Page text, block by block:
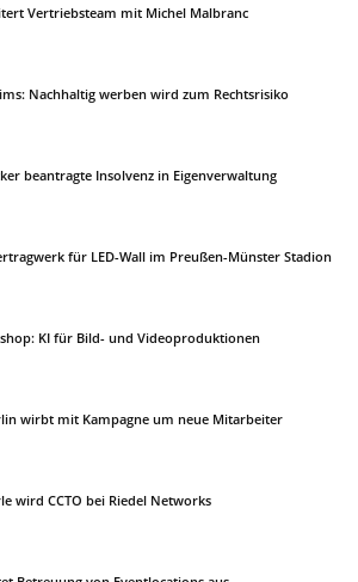
Vertriebsteam mit Michel Malbranc
Nachhaltig werben wird zum Rechtsrisiko
beantragte Insolvenz in Eigenverwaltung
für LED-Wall im Preußen-Münster Stadion
KI für Bild- und Videoproduktionen
wirbt mit Kampagne um neue Mitarbeiter
wird CCTO bei Riedel Networks